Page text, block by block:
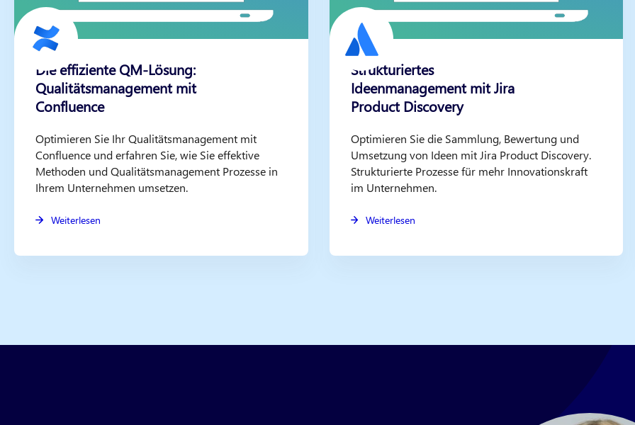
Die effiziente QM-Lösung:
Qualitätsmanagement mit
Confluence
Optimieren Sie Ihr Qualitätsmanagement mit
Confluence und erfahren Sie, wie Sie effektive
Methoden und Qualitätsmanagement Prozesse in
Ihrem Unternehmen umsetzen.
Weiterlesen
Strukturiertes
Ideenmanagement mit Jira
Product Discovery
Optimieren Sie die Sammlung, Bewertung und
Umsetzung von Ideen mit Jira Product Discovery.
Strukturierte Prozesse für mehr Innovationskraft
im Unternehmen.
Weiterlesen